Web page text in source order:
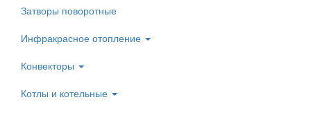
Затворы поворотные
Инфракрасное отопление
Конвекторы
Котлы и котельные